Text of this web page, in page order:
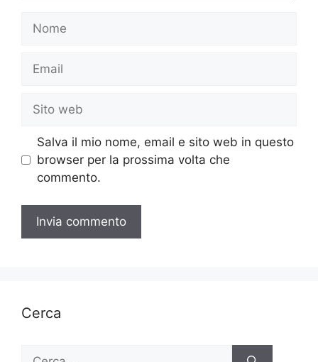
Nome
Email
Sito
web
Salva il mio nome, email e sito web in questo
browser per la prossima volta che
commento.
Cerca